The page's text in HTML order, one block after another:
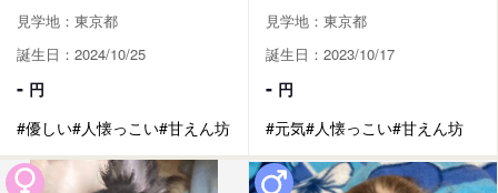
見学地：東京都
誕生日：2024/10/25
- 円
#優しい#人懐っこい#甘えん坊
見学地：東京都
誕生日：2023/10/17
- 円
#元気#人懐っこい#甘えん坊